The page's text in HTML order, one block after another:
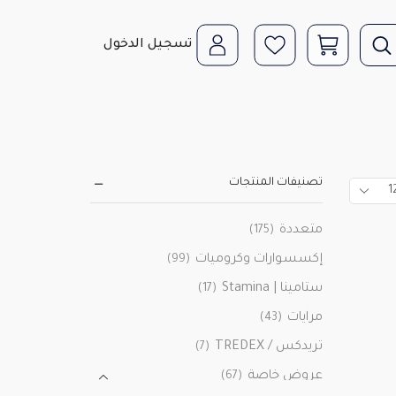
تسجيل الدخول
تصنيفات المنتجات
متعددة (175)
إكسسوارات وكروميات (99)
ستامينا | Stamina (17)
مرايات (43)
تريدكس / TREDEX (7)
عروض خاصة (67)